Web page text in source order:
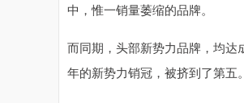
中，惟一销量萎缩的品牌。
而同期，头部新势力品牌，均
年的新势力销冠，被挤到了第五。